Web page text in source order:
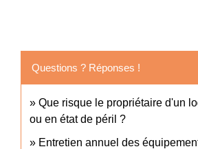
Questions ? Réponses !
Que risque le propriétaire d'un
ou en état de péril ?
Entretien annuel des